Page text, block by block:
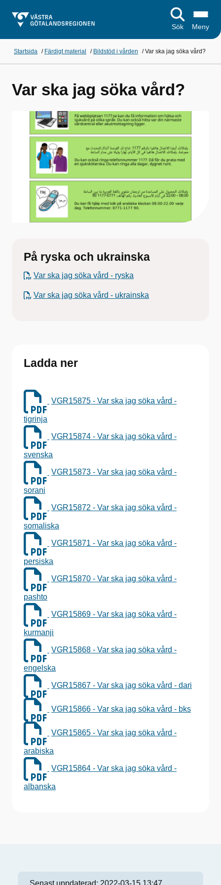
Sök Meny
Startsida / Färdigt material / Bildstöd i vården /Var ska jag söka vård?
Var ska jag söka vård?
På ryska och ukrainska
Var ska jag söka vård - ryska
Var ska jag söka vård - ukrainska
Ladda ner
VGR15875 - Var ska jag söka vård -
tigrinja
VGR15874 - Var ska jag söka vård -
svenska
VGR15873 - Var ska jag söka vård -
sorani
VGR15872 - Var ska jag söka vård -
somaliska
VGR15871 - Var ska jag söka vård -
persiska
VGR15870 - Var ska jag söka vård -
pashto
VGR15869 - Var ska jag söka vård -
kurmanji
VGR15868 - Var ska jag söka vård -
engelska
VGR15867 - Var ska jag söka vård - dari
VGR15866 - Var ska jag söka vård - bks
VGR15865 - Var ska jag söka vård -
arabiska
VGR15864 - Var ska jag söka vård -
albanska
Senast uppdaterad: 2022-03-15 13:47